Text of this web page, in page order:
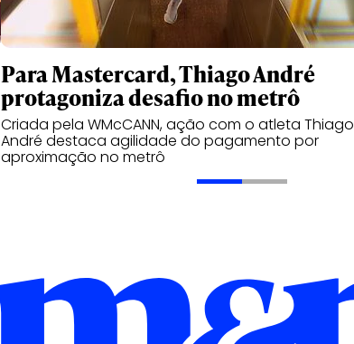
Para Mastercard, Thiago André
protagoniza desafio no metrô
Criada pela WMcCANN, ação com o atleta Thiago
André destaca agilidade do pagamento por
aproximação no metrô